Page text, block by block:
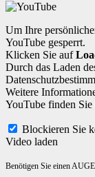
Um Ihre
YouTube gesperrt.
Klicken Sie auf
Durch das Laden
Weitere
YouTube finden
Blockieren Sie
Video laden
Benötigen Sie einen